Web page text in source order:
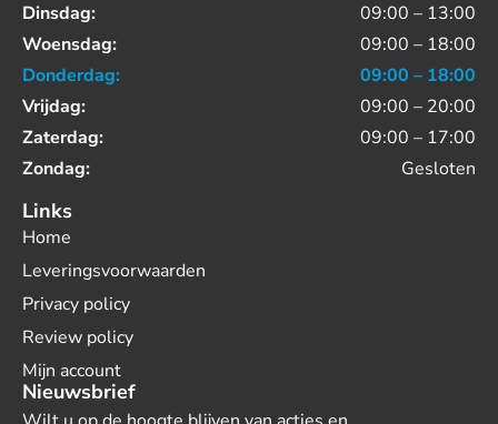
Dinsdag:
09:00 – 13:00
Woensdag:
09:00 – 18:00
Donderdag:
09:00 – 18:00
Vrijdag:
09:00 – 20:00
Zaterdag:
09:00 – 17:00
Zondag:
Gesloten
Links
Home
Leveringsvoorwaarden
Privacy policy
Review policy
Mijn account
Nieuwsbrief